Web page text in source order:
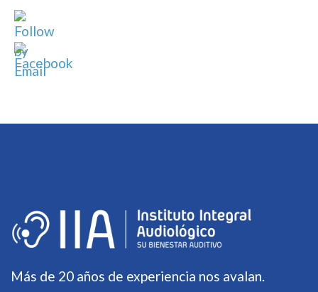
Más de 20 años de experiencia nos avalan.